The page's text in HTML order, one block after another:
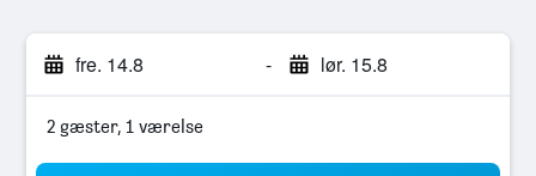
fre. 14.8 - lør. 15.8
2 gæster, 1 værelse